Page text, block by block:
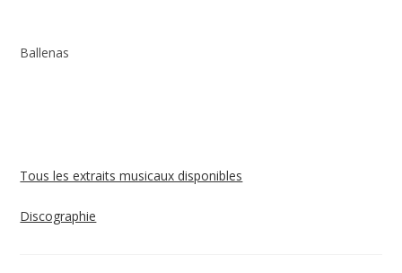
Ballenas
Tous les extraits musicaux disponibles
Discographie